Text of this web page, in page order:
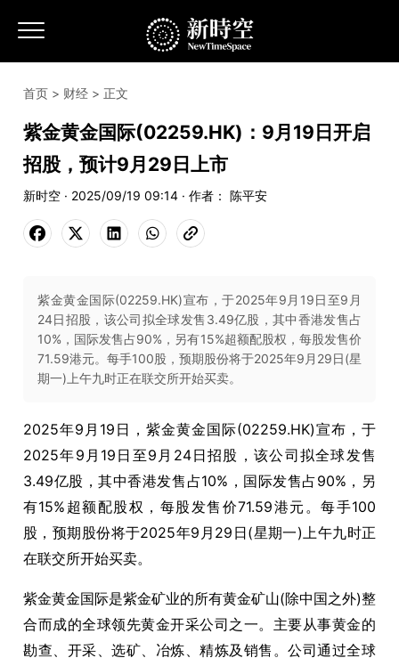
首页 > 财经 > 正文
紫金黄金国际(02259.HK)：9月19日开启
招股，预计9月29日上市
新时空 · 2025/09/19 09:14 · 作者： 陈平安
紫金黄金国际(02259.HK)宣布，于2025年9月19日至9月
24日招股，该公司拟全球发售3.49亿股，其中香港发售占
10%，国际发售占90%，另有15%超额配股权，每股发售价
71.59港元。每手100股，预期股份将于2025年9月29日(星
期一)上午九时正在联交所开始买卖。
2025年9月19日，紫金黄金国际(02259.HK)宣布，于
2025年9月19日至9月24日招股，该公司拟全球发售
3.49亿股，其中香港发售占10%，国际发售占90%，另
有15%超额配股权，每股发售价71.59港元。每手100
股，预期股份将于2025年9月29日(星期一)上午九时正
在联交所开始买卖。
紫金黄金国际是紫金矿业的所有黄金矿山(除中国之外)整
合而成的全球领先黄金开采公司之一。主要从事黄金的
勘查、开采、选矿、冶炼、精炼及销售。公司通过全球